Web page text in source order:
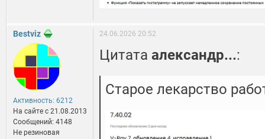
Bestviz
Активность: 6212
На сайте c 21.08.2013
Сообщений: 4148
Не резиновая
24.06.2026 20:52
Цитата александр...:
Старое лекарство